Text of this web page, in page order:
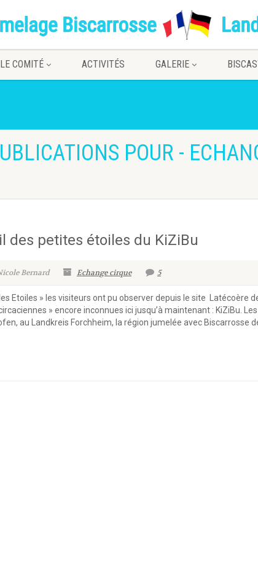
LE COMITÉ ACTIVITÉS GALERIE
POUR -
des petites étoiles du KiZiBu
Bernard Echange cirque 5
Etoiles » les visiteurs ont pu observer depuis le site Latécoère
» encore inconnues ici jusqu’à maintenant : KiZiBu.
au Landkreis Forchheim, la région jumelée avec Biscarrosse